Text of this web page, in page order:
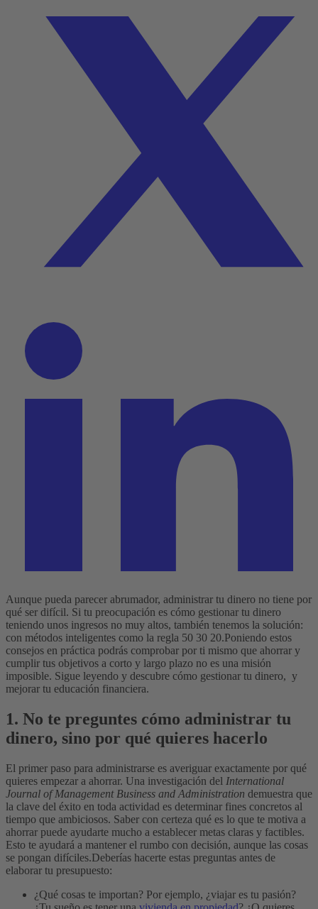
Aunque pueda parecer abrumador, administrar tu dinero no tiene por
qué ser difícil. Si tu preocupación es cómo gestionar tu dinero
teniendo unos ingresos no muy altos, también tenemos la solución:
con métodos inteligentes como la regla 50 30 20.Poniendo estos
consejos en práctica podrás comprobar por ti mismo que ahorrar y
cumplir tus objetivos a corto y largo plazo no es una misión
imposible. Sigue leyendo y descubre cómo gestionar tu dinero, y
mejorar tu educación financiera.
1. No te preguntes cómo administrar tu
dinero, sino por qué quieres hacerlo
El primer paso para administrarse es averiguar exactamente por qué
quieres empezar a ahorrar. Una investigación del International
Journal of Management Business and Administration demuestra que
la clave del éxito en toda actividad es determinar fines concretos al
tiempo que ambiciosos. Saber con certeza qué es lo que te motiva a
ahorrar puede ayudarte mucho a establecer metas claras y factibles.
Esto te ayudará a mantener el rumbo con decisión, aunque las cosas
se pongan difíciles.Deberías hacerte estas preguntas antes de
elaborar tu presupuesto:
¿Qué cosas te importan? Por ejemplo, ¿viajar es tu pasión?